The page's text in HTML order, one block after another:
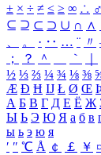
± × ÷ ≠ ≤ ≥ ∞ ∴ ♂
⊆ ⊇ ⊂ ⊃ ∪ ∩ ∧
、
。 · ‥ … ¨ 〃
；
？ ＾ ｀
½ ⅓ ⅔ ¼ ¾ ⅛ ⅜
Æ Ð Ħ Ĳ Ł Ø Œ
А Б В Г Д Е Ё Ж
Ы Ь Э Ю Я а б в
ы ь э ю я
′ ″ ℃ Å ￠ ￡ ￥ ¤